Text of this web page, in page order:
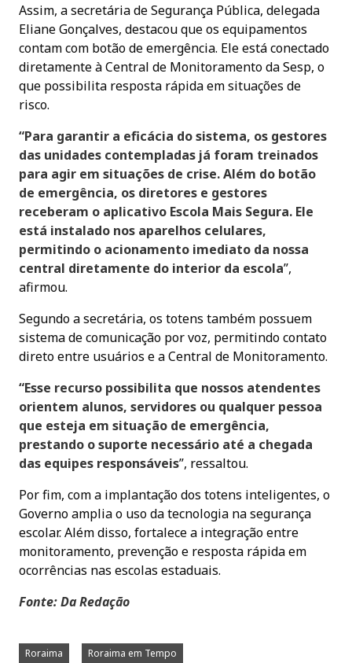
Assim, a secretária de Segurança Pública, delegada
Eliane Gonçalves, destacou que os equipamentos
contam com botão de emergência. Ele está conectado
diretamente à Central de Monitoramento da Sesp, o
que possibilita resposta rápida em situações de
risco.
“Para garantir a eficácia do sistema, os gestores
das unidades contempladas já foram treinados
para agir em situações de crise. Além do botão
de emergência, os diretores e gestores
receberam o aplicativo Escola Mais Segura. Ele
está instalado nos aparelhos celulares,
permitindo o acionamento imediato da nossa
central diretamente do interior da escola”,
afirmou.
Segundo a secretária, os totens também possuem
sistema de comunicação por voz, permitindo contato
direto entre usuários e a Central de Monitoramento.
“Esse recurso possibilita que nossos atendentes
orientem alunos, servidores ou qualquer pessoa
que esteja em situação de emergência,
prestando o suporte necessário até a chegada
das equipes responsáveis”, ressaltou.
Por fim, com a implantação dos totens inteligentes, o
Governo amplia o uso da tecnologia na segurança
escolar. Além disso, fortalece a integração entre
monitoramento, prevenção e resposta rápida em
ocorrências nas escolas estaduais.
Fonte: Da Redação
Roraima Roraima em Tempo